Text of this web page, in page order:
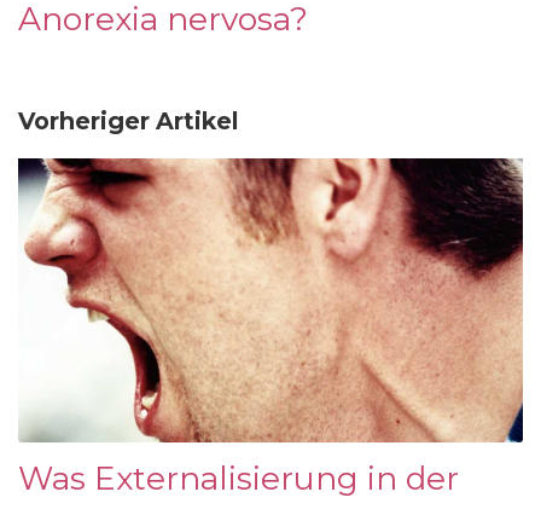
Anorexia nervosa?
Vorheriger Artikel
Was Externalisierung in der